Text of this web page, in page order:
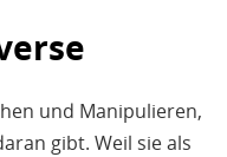
und Manipulieren,
gibt. Weil sie als